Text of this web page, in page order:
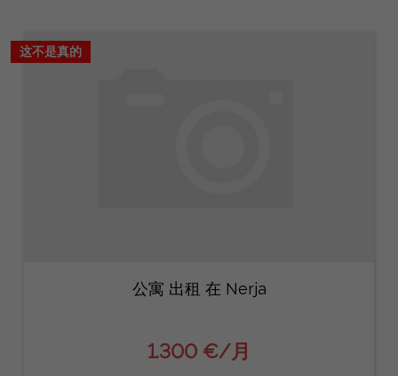
这不是真的
公寓 出租 在 Nerja
1.300 €/月